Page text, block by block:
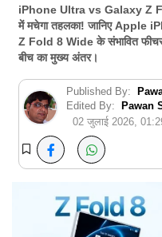
iPhone Ultra vs Galaxy Z
में मचेगा तहलका! जानिए
Z Fold 8 Wide के संभावित
बीच का मुख्य अंतर।
Published By:
Edited By:
Pawan
02 जुलाई 2026,